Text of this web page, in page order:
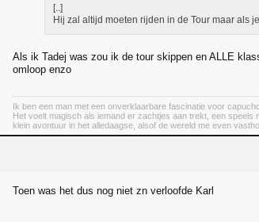
[..]
Hij zal altijd moeten rijden in de Tour maar als
Als ik Tadej was zou ik de tour skippen en ALLE
omloop enzo
Ik ben een man met een onverklaarbare fascinatie voor
Het voelt magisch als iemand er zachtjes aan trekt, een
klein avontuur in het alledaagse, alsof de wereld me even
Toen was het dus nog niet zn verloofde Karl